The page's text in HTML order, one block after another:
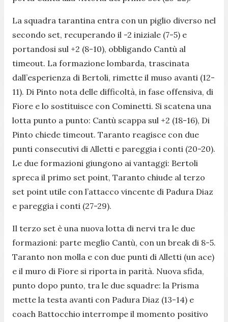
La squadra tarantina entra con un piglio diverso nel
secondo set, recuperando il -2 iniziale (7-5) e
portandosi sul +2 (8-10), obbligando Cantù al
timeout. La formazione lombarda, trascinata
dall’esperienza di Bertoli, rimette il muso avanti (12-
11). Di Pinto nota delle difficoltà, in fase offensiva, di
Fiore e lo sostituisce con Cominetti. Si scatena una
lotta punto a punto: Cantù scappa sul +2 (18-16), Di
Pinto chiede timeout. Taranto reagisce con due
punti consecutivi di Alletti e pareggia i conti (20-20).
Le due formazioni giungono ai vantaggi: Bertoli
spreca il primo set point, Taranto chiude al terzo
set point utile con l’attacco vincente di Padura Diaz
e pareggia i conti (27-29).
Il terzo set è una nuova lotta di nervi tra le due
formazioni: parte meglio Cantù, con un break di 8-5.
Taranto non molla e con due punti di Alletti (un ace)
e il muro di Fiore si riporta in parità. Nuova sfida,
punto dopo punto, tra le due squadre: la Prisma
mette la testa avanti con Padura Diaz (13-14) e
coach Battocchio interrompe il momento positivo